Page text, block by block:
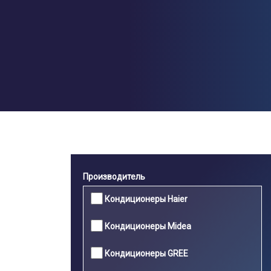
Производитель
Кондиционеры Haier
Кондиционеры Midea
Кондиционеры GREE